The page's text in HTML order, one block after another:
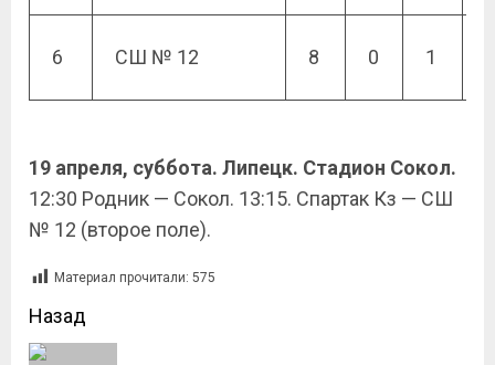
6 СШ № 12 8 0 1
19 апреля, суббота. Липецк. Стадион Сокол.
12:30 Родник — Сокол. 13:15. Спартак Кз — СШ
№ 12 (второе поле).
Материал прочитали: 575
Назад